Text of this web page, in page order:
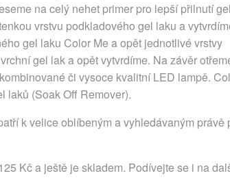
na celý nehet primer pro lepší přilnutí gel
vrstvu podkladového gel laku a
gel laku Color Me a opět jednotlivé vrstvy
gel lak a opět vytvrdíme. Na závěr
či vysoce kvalitní LED lampě.
laků (Soak Off Remover).
k velice oblíbeným a vyhledávaným právě
Kč a ještě je skladem. Podívejte se i na